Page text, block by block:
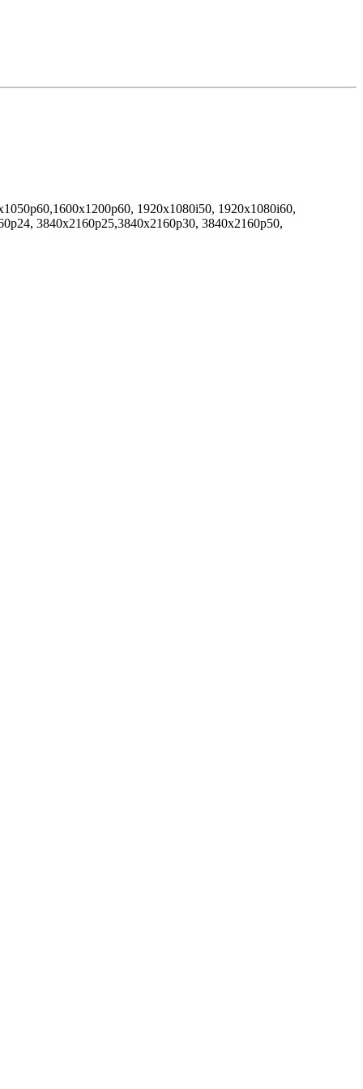
1920x1080i50, 1920x1080i60,
3840x2160p25,3840x2160p30, 3840x2160p50,